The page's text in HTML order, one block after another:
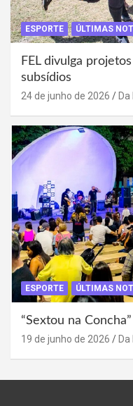
ESPORTE ÚLTIMAS
FEL divulga
subsídios
24 de junho de 2026
ESPORTE ÚLTIMAS
“Sextou na
19 de junho de 2026